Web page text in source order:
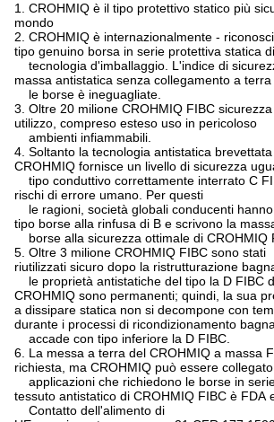
1. CROHMIQ è il tipo protettivo statico più
mondo
2. CROHMIQ è internazionalmente -
tipo genuino borsa in serie protettiva statica
tecnologia d'imballaggio. L'indice di
massa antistatica senza collegamento a
le borse è ineguagliate.
3. Oltre 20 milione CROHMIQ FIBC
utilizzo, compreso esteso uso in pericoloso
ambienti infiammabili.
4. Soltanto la tecnologia antistatica
CROHMIQ fornisce un livello di sicurezza
tipo conduttivo correttamente interrato C
rischi di errore umano. Per questi
le ragioni, società globali conducenti
tipo borse alla rinfusa di B e scrivono la
borse alla sicurezza ottimale di CROHMIQ
5. Oltre 3 milione CROHMIQ FIBC sono stati
riutilizzati sicuro dopo la ristrutturazione
le proprietà antistatiche del tipo la D FIBC
CROHMIQ sono permanenti; quindi, la sua
a dissipare statica non si decompone con
durante i processi di ricondizionamento
accade con tipo inferiore la D FIBC.
6. La messa a terra del CROHMIQ a massa
richiesta, ma CROHMIQ può essere
applicazioni che richiedono le borse in
tessuto antistatico di CROHMIQ FIBC è FDA
Contatto dell'alimento di